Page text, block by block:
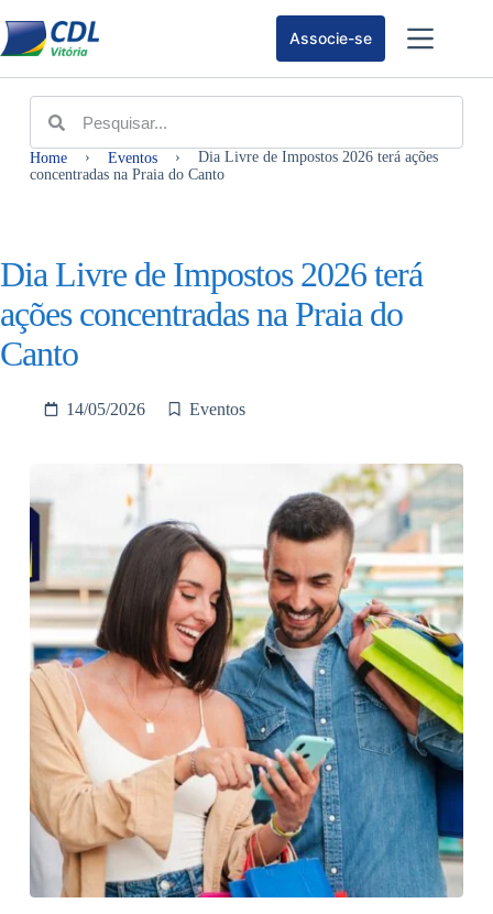
Associe-se
Home › Eventos ›
Dia Livre de Impostos 2026 terá ações
concentradas na Praia do Canto
Dia Livre de Impostos 2026 terá
ações concentradas na Praia do
Canto
14/05/2026 Eventos